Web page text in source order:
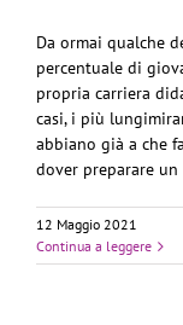
Da ormai qualche
percentuale di
propria carriera
casi, i più
abbiano già a che
dover preparare
12 Maggio 2021
Continua a leggere